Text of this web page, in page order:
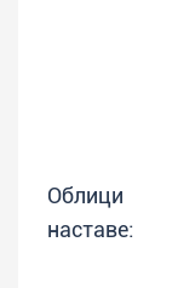
Облици
наставе: